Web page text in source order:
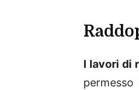
I lavori di
permesso